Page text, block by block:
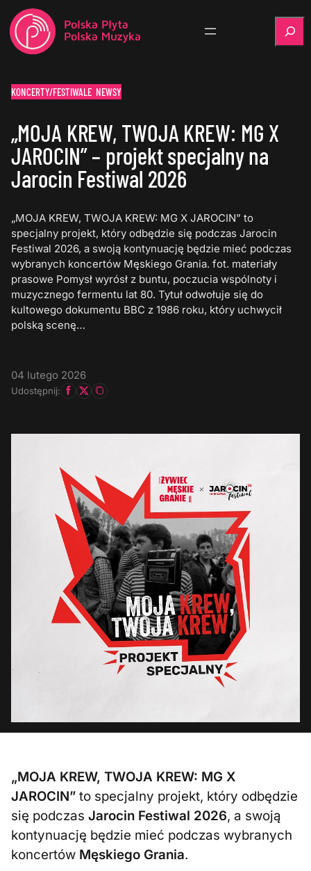
KONCERTY/FESTIWALE NEWSY
„MOJA KREW, TWOJA KREW: MG X
JAROCIN” – projekt specjalny na
Jarocin Festiwal 2026
„MOJA KREW, TWOJA KREW: MG X JAROCIN” to
specjalny projekt, który odbędzie się podczas Jarocin
Festiwal 2026, a swoją kontynuację będzie mieć podczas
wybranych koncertów Męskiego Grania. fot. materiały
prasowe Pomysł wyrósł z buntu, poczucia wspólnoty i
muzycznego fermentu lat 80. Tytuł odwołuje się do
kultowego dokumentu BBC z 1986 roku, który uchwycił
polską scenę…
04 lutego 2026
Udostępnij:
„MOJA KREW, TWOJA KREW: MG X
JAROCIN” to specjalny projekt, który odbędzie
się podczasJarocin Festiwal 2026, a swoją
kontynuację będzie mieć podczas wybranych
koncertów Męskiego Grania.